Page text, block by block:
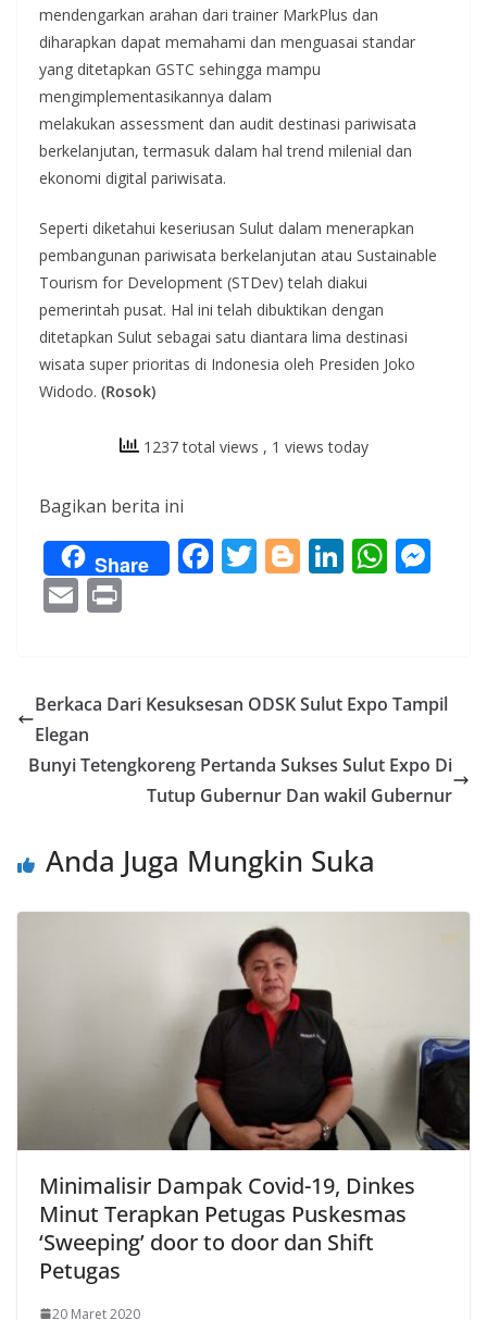
mendengarkan arahan dari trainer MarkPlus dan
diharapkan dapat memahami dan menguasai standar
yang ditetapkan GSTC sehingga mampu
mengimplementasikannya dalam
melakukan assessment dan audit destinasi pariwisata
berkelanjutan, termasuk dalam hal trend milenial dan
ekonomi digital pariwisata.
Seperti diketahui keseriusan Sulut dalam menerapkan
pembangunan pariwisata berkelanjutan atau Sustainable
Tourism for Development (STDev) telah diakui
pemerintah pusat. Hal ini telah dibuktikan dengan
ditetapkan Sulut sebagai satu diantara lima destinasi
wisata super prioritas di Indonesia oleh Presiden Joko
Widodo. (Rosok)
1237 total views , 1 views today
Bagikan berita ini
Share F
o
k
T Bl
er
Li
dI
W
A
p
n
g
er
E
l
Berkaca Dari Kesuksesan ODSK Sulut Expo Tampil
Elegan
Bunyi Tetengkoreng Pertanda Sukses Sulut Expo Di
Tutup Gubernur Dan wakil Gubernur
Anda Juga Mungkin Suka
Minimalisir Dampak Covid-19, Dinkes
Minut Terapkan Petugas Puskesmas
‘Sweeping’ door to door dan Shift
Petugas
20 Maret 2020